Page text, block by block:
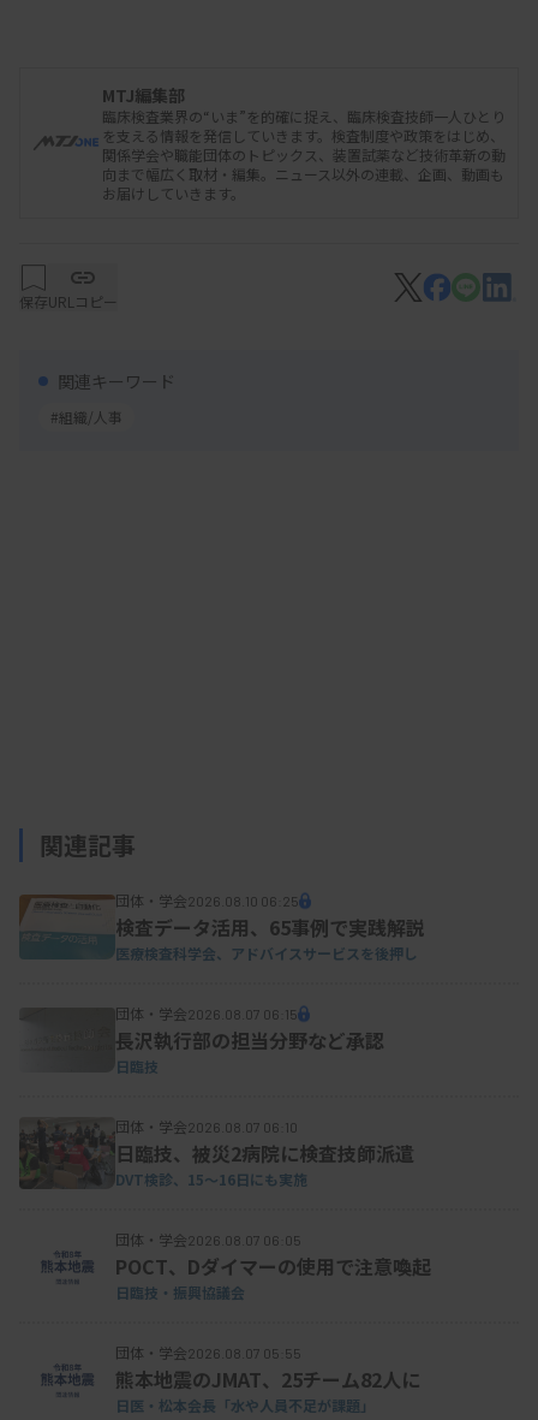
新しい執行部は以下の通り（敬称略、新任＝
【理事長】
山田俊幸○（群馬パース大学医療技術学
【副理事長】田部陽子（順天堂大学薬学部）
【常任理事（庶務）】
科）▽〆谷直人○（国際医療福祉大学熱海病院検査
【理事】
幸村近（北海道医療大学医療技術学部）▽
植木重治（秋田大学大学院医学系研究科総合診療・
検査診断学講座）▽浅井さとみ（東海大学医学部基
盤診療学系臨床検査学）▽今井裕○（三重大学医学
部附属病院病理部）▽上岡樹生○（天理よろづ相談
断学（病態解析））▽橋口照人（鹿児島大学大学院
医歯学総合研究科血管代謝病態解析学分野）―。
MTJ編集部
臨床検査業界の“いま”を的確に捉え、臨床検査技師一人ひとり
を支える情報を発信していきます。検査制度や政策をはじめ、
関係学会や職能団体のトピックス、装置試薬など技術革新の動
向まで幅広く取材・編集。ニュース以外の連載、企画、動画も
お届けしていきます。
保存URLコピー
関連キーワード
#組織/人事
関連記事
団体・学会2026.08.10 06:25
検査データ活用、65事例で実践解説
医療検査科学会、アドバイスサービスを後押し
団体・学会2026.08.07 06:15
長沢執行部の担当分野など承認
日臨技
団体・学会2026.08.07 06:10
日臨技、被災2病院に検査技師派遣
DVT検診、15～16日にも実施
団体・学会2026.08.07 06:05
POCT、Dダイマーの使用で注意喚起
日臨技・振興協議会
団体・学会2026.08.07 05:55
熊本地震のJMAT、25チーム82人に
日医・松本会長「水や人員不足が課題」